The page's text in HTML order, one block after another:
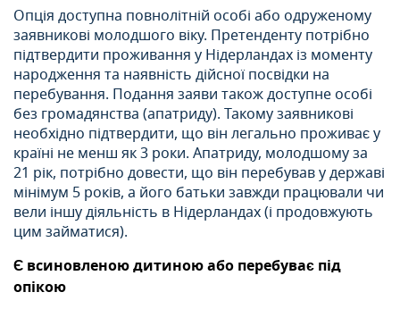
Опція доступна повнолітній особі або одруженому
заявникові молодшого віку. Претенденту потрібно
підтвердити проживання у Нідерландах із моменту
народження та наявність дійсної посвідки на
перебування. Подання заяви також доступне особі
без громадянства (апатриду). Такому заявникові
необхідно підтвердити, що він легально проживає у
країні не менш як 3 роки. Апатриду, молодшому за
21 рік, потрібно довести, що він перебував у державі
мінімум 5 років, а його батьки завжди працювали чи
вели іншу діяльність в Нідерландах (і продовжують
цим займатися).
Є всиновленою дитиною або перебуває під
опікою